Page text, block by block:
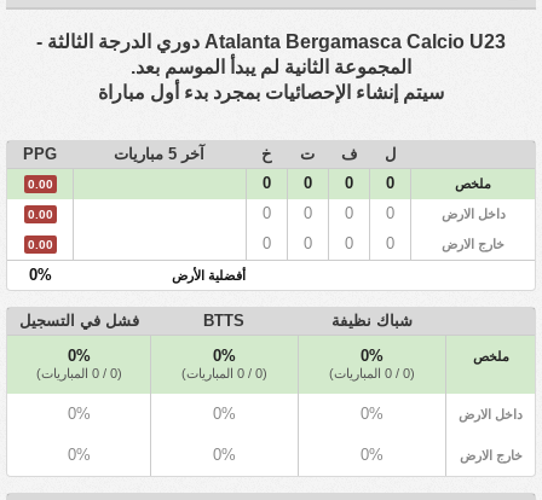
Atalanta Bergamasca Calcio U23 دوري الدرجة الثالثة -
المجموعة الثانية لم يبدأ الموسم بعد.
سيتم إنشاء الإحصائيات بمجرد بدء أول مباراة
ل ف ت خ آخر 5 مباريات PPG
ملخص 0
0
0
0
0.00
داخل الارض 0
0
0
0
0.00
خارج الارض 0
0
0
0
0.00
أفضلية الأرض 0%
شباك نظيفة BTTS فشل في التسجيل
ملخص 0%
(0 / 0 المباريات)
0%
(0 / 0 المباريات)
0%
(0 / 0 المباريات)
داخل الارض 0%
0%
0%
خارج الارض 0%
0%
0%